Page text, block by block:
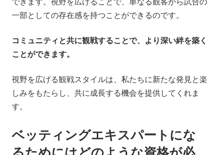
一部としての存在感を持つことができるのです。
コミュニティと共に観戦することで、より深い絆を築く
ことができます。
視野を広げる観戦スタイルは、私たちに新たな発見と楽
しみをもたらし、共に成長する機会を提供してくれま
す。
ベッティングエキスパートにな